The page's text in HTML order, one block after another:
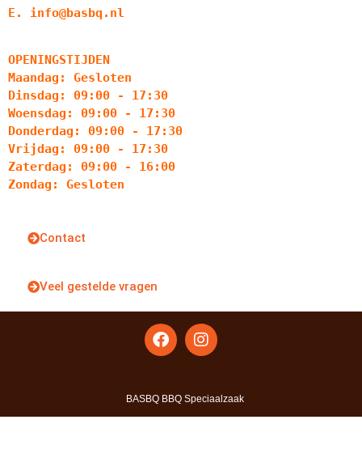
E. info@basbq.nl
OPENINGSTIJDEN
Maandag: Gesloten
Dinsdag: 09:00 - 17:30
Woensdag: 09:00 - 17:30
Donderdag: 09:00 - 17:30
Vrijdag: 09:00 - 17:30
Zaterdag: 09:00 - 16:00
Zondag: Gesloten
Contact
Veel gestelde vragen
BASBQ BBQ Speciaalzaak